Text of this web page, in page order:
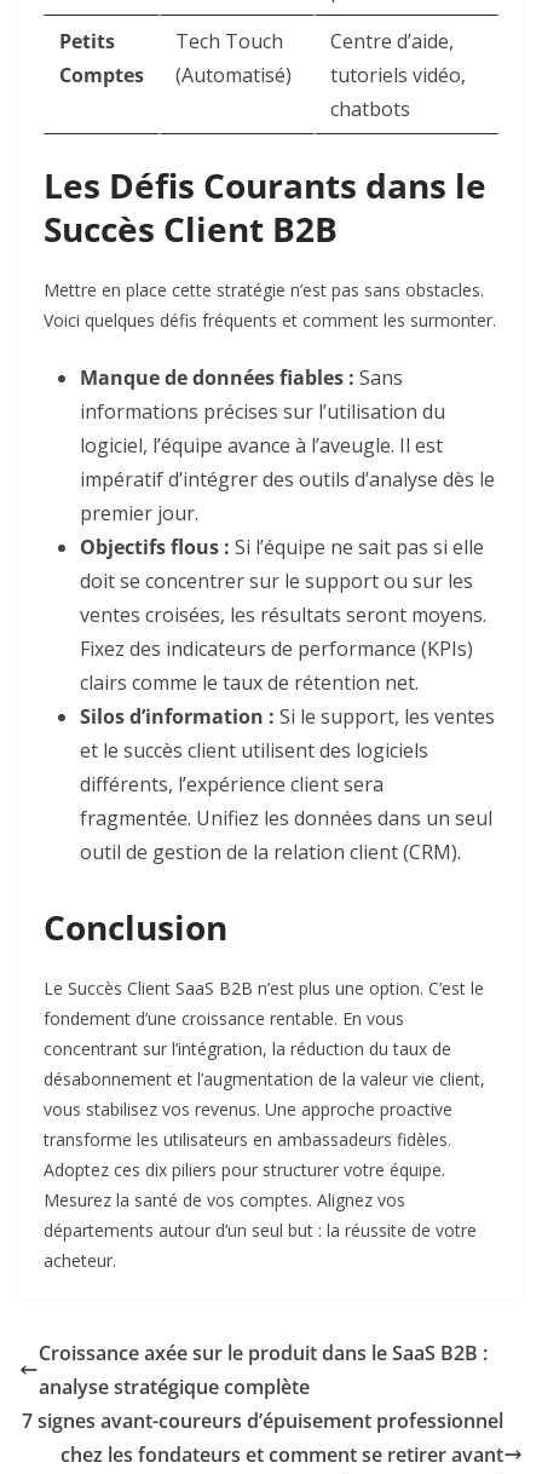
Petits
Comptes
Tech Touch
(Automatisé)
Centre d’aide,
tutoriels vidéo,
chatbots
Les Défis Courants dans le
Succès Client B2B
Mettre en place cette stratégie n’est pas sans obstacles.
Voici quelques défis fréquents et comment les surmonter.
Manque de données fiables : Sans
informations précises sur l’utilisation du
logiciel, l’équipe avance à l’aveugle. Il est
impératif d’intégrer des outils d’analyse dès le
premier jour.
Objectifs flous : Si l’équipe ne sait pas si elle
doit se concentrer sur le support ou sur les
ventes croisées, les résultats seront moyens.
Fixez des indicateurs de performance (KPIs)
clairs comme le taux de rétention net.
Silos d’information : Si le support, les ventes
et le succès client utilisent des logiciels
différents, l’expérience client sera
fragmentée. Unifiez les données dans un seul
outil de gestion de la relation client (CRM).
Conclusion
Le Succès Client SaaS B2B n’est plus une option. C’est le
fondement d’une croissance rentable. En vous
concentrant sur l’intégration, la réduction du taux de
désabonnement et l’augmentation de la valeur vie client,
vous stabilisez vos revenus. Une approche proactive
transforme les utilisateurs en ambassadeurs fidèles.
Adoptez ces dix piliers pour structurer votre équipe.
Mesurez la santé de vos comptes. Alignez vos
départements autour d’un seul but : la réussite de votre
acheteur.
Croissance axée sur le produit dans le SaaS B2B :
analyse stratégique complète
7 signes avant-coureurs d’épuisement professionnel
chez les fondateurs et comment se retirer avant